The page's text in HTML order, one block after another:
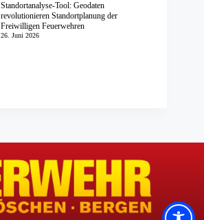
Standortanalyse-Tool: Geodaten
revolutionieren Standortplanung der
Freiwilligen Feuerwehren
26. Juni 2026